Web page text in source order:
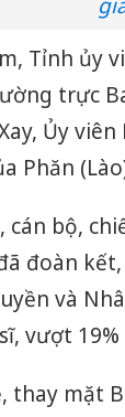
Tỉnh ủy
trực
Ủy
Phăn
cán bộ,
đoàn
và
vượt
thay mặt